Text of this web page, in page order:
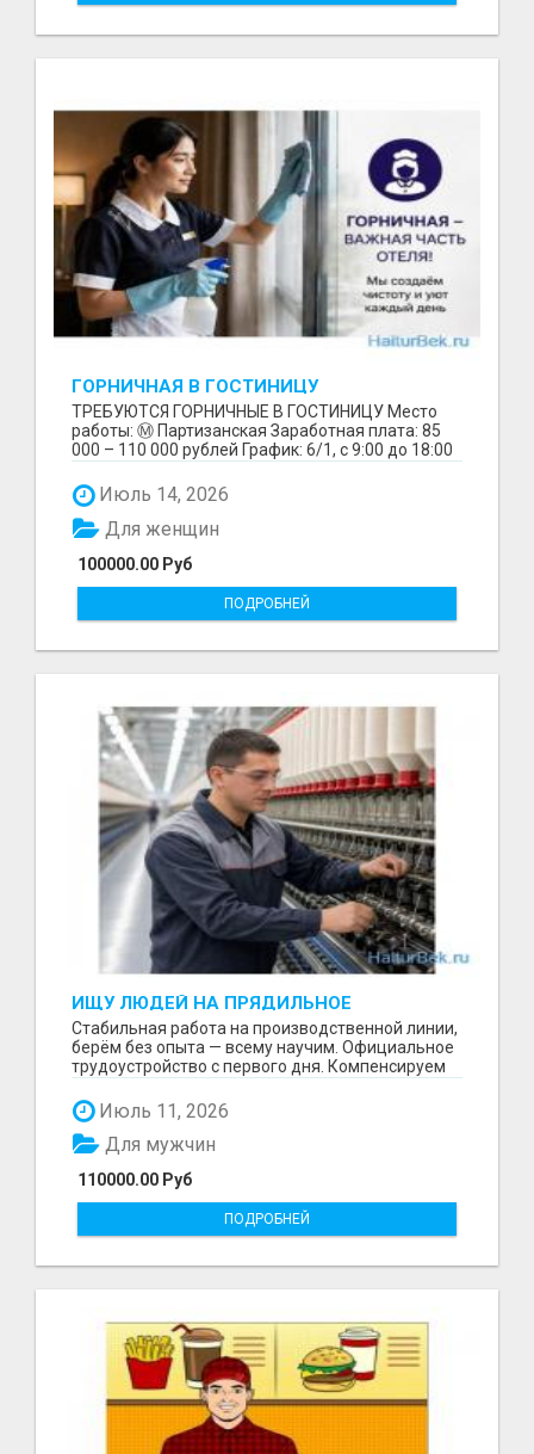
ГОРНИЧНАЯ В ГОСТИНИЦУ
ТРЕБУЮТСЯ ГОРНИЧНЫЕ В ГОСТИНИЦУ Место
работы: Ⓜ️ Партизанская Заработная плата: 85
000 – 110 000 рублей График: 6/1, с 9:00 до 18:00
Июль 14, 2026
100000.00 Руб
Для женщин
ПОДРОБНЕЙ
ИЩУ ЛЮДЕЙ НА ПРЯДИЛЬНОЕ
ПРОИЗВОДСТВО В ЖИЛИНО-2
(ЛЮБЕРЦЫ), ФАБРИКА «ПЕХОРСКИЙ
ТЕКСТИЛЬ»
Стабильная работа на производственной линии,
берём без опыта — всему научим. Официальное
трудоустройство с первого дня. Компенсируем
Июль 11, 2026
110000.00 Руб
Для мужчин
ПОДРОБНЕЙ